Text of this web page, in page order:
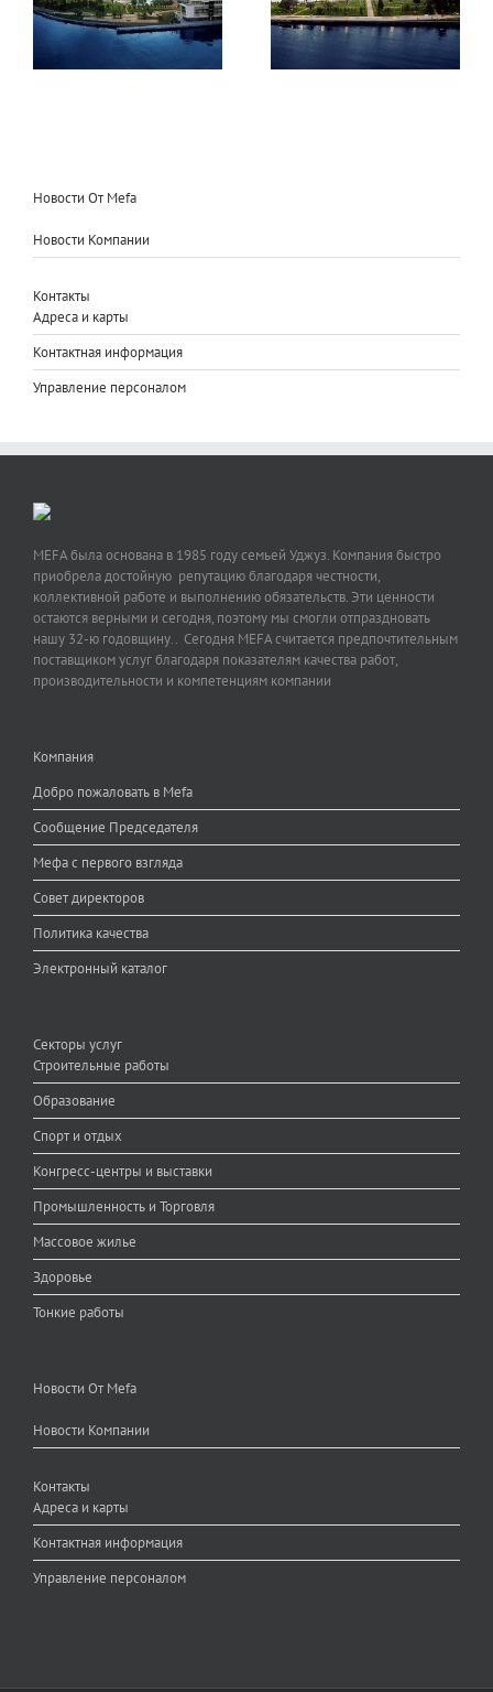
Mersin Congress &
Exhibition Hall
Mersin Congress &
Exhibition Hall
Новости От Mefa
Новости Компании
Контакты
Адреса и карты
Контактная информация
Управление персоналом
MEFA была основана в 1985 году семьей Уджуз. Компания быстро
приобрела достойную репутацию благодаря честности,
коллективной работе и выполнению обязательств. Эти ценности
остаются верными и сегодня, поэтому мы смогли отпраздновать
нашу 32-ю годовщину.. Сегодня MEFA считается предпочтительным
поставщиком услуг благодаря показателям качества работ,
производительности и компетенциям компании
Компания
Добро пожаловать в Mefa
Сообщение Председателя
Мефа с первого взгляда
Совет директоров
Политика качества
Электронный каталог
Секторы услуг
Строительные работы
Образование
Спорт и отдых
Конгресс-центры и выставки
Промышленность и Торговля
Массовое жилье
Здоровье
Тонкие работы
Новости От Mefa
Новости Компании
Контакты
Адреса и карты
Контактная информация
Управление персоналом